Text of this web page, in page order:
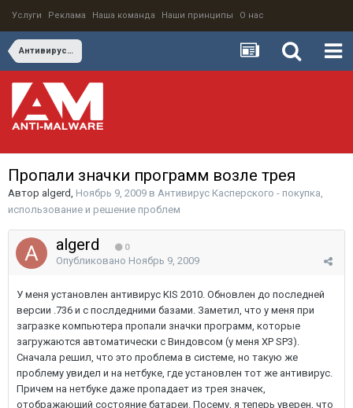
Услуги Реклама Наша команда Наши принципы О нас
Антивирус Касперского - покупка, использование и решение проблем
Пропали значки программ возле трея
Автор algerd, Ноябрь 9, 2009 в Антивирус Касперского - покупка,
использование и решение проблем
algerd 0
Опубликовано Ноябрь 9, 2009
У меня установлен антивирус KIS 2010. Обновлен до последней
версии .736 и с послдедними базами. Заметил, что у меня при
загразке компьютера пропали значки программ, которые
загружаются автоматически с Виндовсом (у меня XP SP3).
Сначала решил, что это проблема в системе, но такую же
проблему увидел и на нетбуке, где установлен тот же антивирус.
Причем на нетбуке даже пропадает из трея значек,
отображающий состояние батареи. Посему, я теперь уверен, что